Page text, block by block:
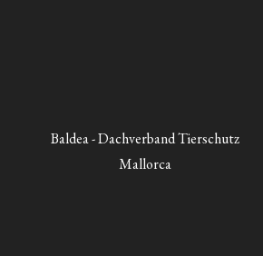
Baldea - Dachverband Tierschutz
Mallorca